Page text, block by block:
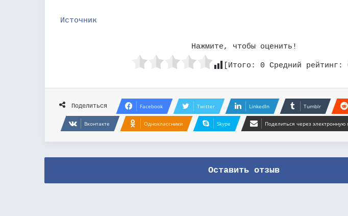
Источник
Нажмите, чтобы оценить!
[Итого: 0 Средний рейтинг:
Поделиться Facebook Twitter LinkedIn Tumblr
Вконтакте Одноклассники Skype Поделиться через электронную
Оставить отзыв